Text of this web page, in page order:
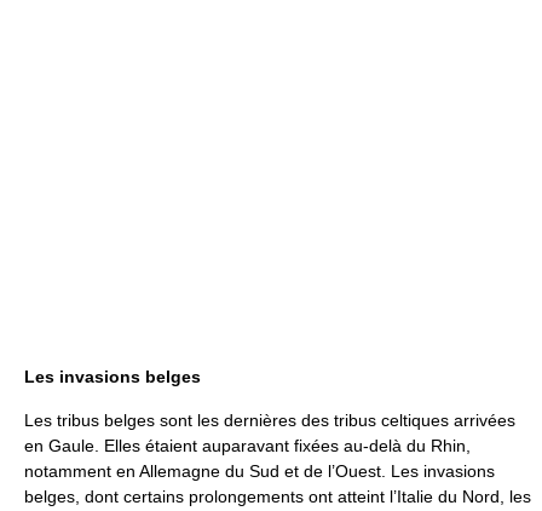
Les invasions belges
Les tribus belges sont les dernières des tribus celtiques arrivées
en Gaule. Elles étaient auparavant fixées au-delà du Rhin,
notamment en Allemagne du Sud et de l’Ouest. Les invasions
belges, dont certains prolongements ont atteint l’Italie du Nord, les